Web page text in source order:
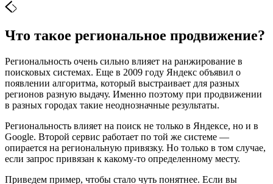
Что такое региональное продвижение?
Региональность очень сильно влияет на ранжирование в
поисковых системах. Еще в 2009 году Яндекс объявил о
появлении алгоритма, который выстраивает для разных
регионов разную выдачу. Именно поэтому при продвижении
в разных городах такие неоднозначные результаты.
Региональность влияет на поиск не только в Яндексе, но и в
Google. Второй сервис работает по той же системе —
опирается на региональную привязку. Но только в том случае,
если запрос привязан к какому-то определенному месту.
Приведем пример, чтобы стало чуть понятнее. Если вы